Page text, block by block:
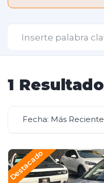
1 Resultado
Fecha: Más Reciente
Destacado